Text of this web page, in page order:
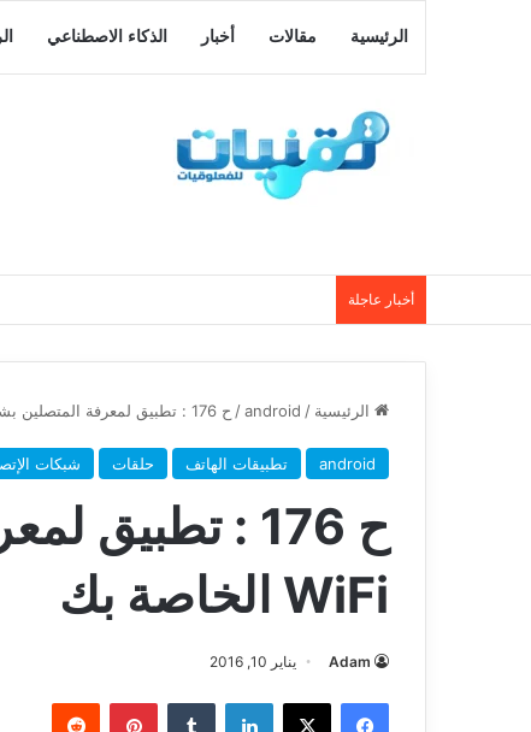
الرئيسية مقالات أخبار الذكاء الاصطناعي
أخبار عاجلة
الرئيسية /
android
/ ح 176 : تطبيق لمعرفة المتصلين بشبكة ال WiFi الخاصة بك
android تطبيقات الهاتف حلقات شبكات
ح 176 : تطبيق
WiFi الخاصة بك
Adam يناير 10, 2016
فيسبوك ‫X لينكدإن بينتيريست